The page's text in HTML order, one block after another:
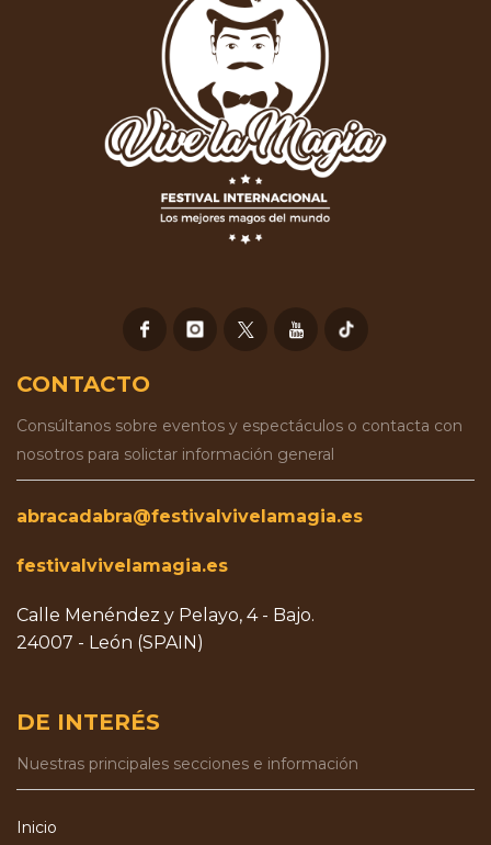
CONTACTO
Consúltanos sobre eventos y espectáculos o contacta con
nosotros para solictar información general
abracadabra@festivalvivelamagia.es
festivalvivelamagia.es
Calle Menéndez y Pelayo, 4 - Bajo.
24007 - León (SPAIN)
DE INTERÉS
Nuestras principales secciones e información
Inicio